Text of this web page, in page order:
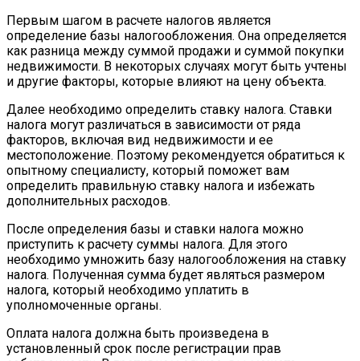
Первым шагом в расчете налогов является
определение базы налогообложения. Она определяется
как разница между суммой продажи и суммой покупки
недвижимости. В некоторых случаях могут быть учтены
и другие факторы, которые влияют на цену объекта.
Далее необходимо определить ставку налога. Ставки
налога могут различаться в зависимости от ряда
факторов, включая вид недвижимости и ее
местоположение. Поэтому рекомендуется обратиться к
опытному специалисту, который поможет вам
определить правильную ставку налога и избежать
дополнительных расходов.
После определения базы и ставки налога можно
приступить к расчету суммы налога. Для этого
необходимо умножить базу налогообложения на ставку
налога. Полученная сумма будет являться размером
налога, который необходимо уплатить в
уполномоченные органы.
Оплата налога должна быть произведена в
установленный срок после регистрации прав